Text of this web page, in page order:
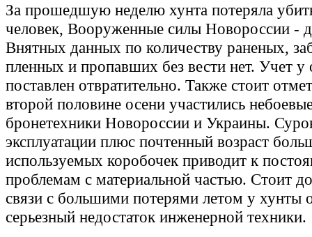
За прошедшую неделю хунта потеряла
человек, Вооруженные силы Новороссии -
Внятных данных по количеству раненых,
пленных и пропавших без вести нет. Учет у
поставлен отвратительно. Также стоит
второй половине осени участились
бронетехники Новороссии и Украины.
эксплуатации плюс почтенный возраст
используемых коробочек приводит к
проблемам с материальной частью. Стоит
связи с большими потерями летом у хунты
серьезный недостаток инженерной техники.